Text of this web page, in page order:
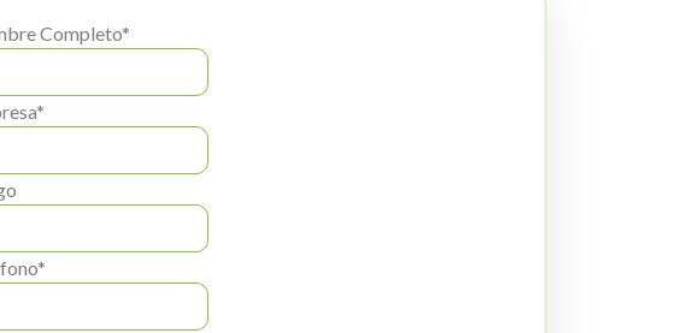
Completo*
*
*